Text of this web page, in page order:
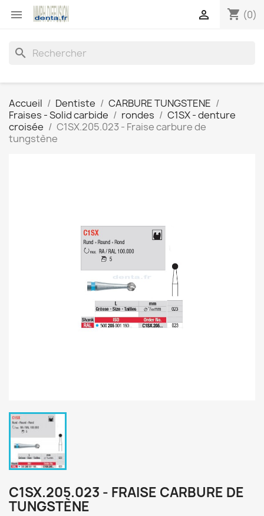
 shopping_cart (0)

search
Accueil Dentiste
CARBURE TUNGSTENE
Fraises - Solid carbide
rondes
C1SX - denture
croisée
C1SX.205.023 - Fraise carbure de
tungstène
C1SX.205.023 - FRAISE CARBURE DE
TUNGSTÈNE